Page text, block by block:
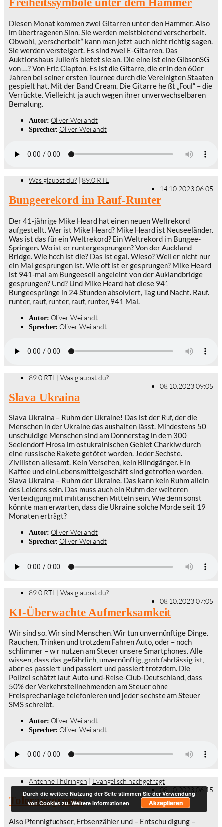
Freiheitssymbole unter dem Hammer
Diesen Monat kommen zwei Gitarren unter den Hammer. Also
im übertragenen Sinn. Sie werden meistbietend verscherbelt.
Obwohl, „verscherbelt“ kann man jetzt auch nicht richtig sagen.
Sie werden versteigert. Es sind zwei E-Gitarren. Das
Auktionshaus Julien’s bietet sie an. Die eine ist eine GibsonSG
von …? Von Eric Clapton. Es ist die Gitarre, die er in den 60er
Jahren bei seiner ersten Tournee durch die Vereinigten Staaten
gespielt hat. Mit der Band Cream. Die Gitarre heißt „Foul“ – die
Verrückte. Vielleicht ja auch wegen ihrer unverwechselbaren
Bemalung.
Autor: Oliver Weilandt
Sprecher: Oliver Weilandt
Was glaubst du? | 89.0 RTL
14.10.2023 06:05
Bungeerekord im Rauf-Runter
Der 41-jährige Mike Heard hat einen neuen Weltrekord
aufgestellt. Wer ist Mike Heard? Mike Heard ist Neuseeländer.
Was ist das für ein Weltrekord? Ein Weltrekord im Bungee-
Springen. Wo ist er runtergesprungen? Von der Auckland
Bridge. Wie hoch ist die? Das ist egal. Wieso? Weil er nicht nur
ein Mal gesprungen ist. Wie oft ist er gesprungen? Mike Heard
ist 941-mal am Bungeeseil angeleint von der Auklandbridge
gesprungen? Und? Und Mike Heard hat diese 941
Bungeesprünge in 24 Stunden absolviert, Tag und Nacht. Rauf.
runter, rauf, runter, rauf, runter, 941 Mal.
Autor: Oliver Weilandt
Sprecher: Oliver Weilandt
89.0 RTL | Was glaubst du?
08.10.2023 09:05
Slava Ukraina
Slava Ukraina – Ruhm der Ukraine! Das ist der Ruf, der die
Menschen in der Ukraine das aushalten lässt. Mindestens 50
unschuldige Menschen sind am Donnerstag in dem 300
Seelendorf Hrosa im ostukrainischen Gebiet Charkiw durch
eine russische Rakete getötet worden. Jeder Sechste.
Zivilisten allesamt. Kein Versehen, kein Blindgänger. Ein
Kaffee und ein Lebensmittelgeschäft sind getroffen worden.
Slava Ukraina – Ruhm der Ukraine. Das kann kein Ruhm allein
des Leidens sein. Das muss auch ein Ruhm der weiteren
Verteidigung mit militärischen Mitteln sein. Wie denn sonst
könnte man erwarten, dass die Ukraine solche Morde seit 19
Monaten erträgt?
Autor: Oliver Weilandt
Sprecher: Oliver Weilandt
89.0 RTL | Was glaubst du?
08.10.2023 07:05
KI-Überwachte Aufmerksamkeit
Wir sind so. Wir sind Menschen. Wir tun unvernünftige Dinge.
Rauchen, Trinken und trotzdem Fahren Auto, oder – noch
schlimmer – wir nutzen am Steuer unsere Smartphones. Alle
wissen, dass das gefährlich, unvernünftig, grob fahrlässig ist,
aber es passiert und passiert und passiert trotzdem. Die
Polizei schätzt laut Auto-und-Reise-Club-Deutschland, dass
50% der Verkehrsteilnehmenden am Steuer ohne
Freisprechanlage telefonieren und jeder sechste am Steuer
SMS schreibt.
Autor: Oliver Weilandt
Sprecher: Oliver Weilandt
Antenne Thüringen | Evangelisch nachgefragt
08.10.2023 06:15
Toleranzgrenze
Also Pfennigfuchser, Erbsenzähler und – Entschuldigung –
Durch die weitere Nutzung der Seite stimmen Sie der Verwendung
von Cookies zu.Weitere Informationen Akzeptieren